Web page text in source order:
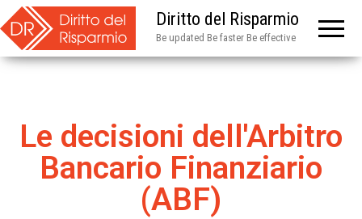
Diritto del Risparmio
Be updated Be faster Be effective
Le decisioni dell'Arbitro
Bancario Finanziario
(ABF)